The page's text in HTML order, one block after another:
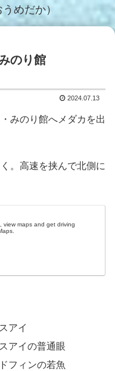
めだか）
のり館
2024.07.13
みのり館へメダカを出
。高速を挟んで北側に
view maps and get driving
アイ
アイの普通眼
フィンの若魚